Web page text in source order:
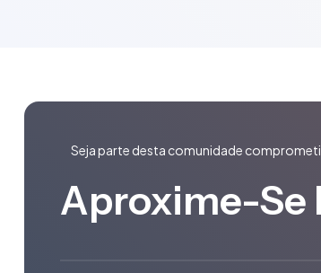
Seja parte desta comunidade
Aproxime-Se